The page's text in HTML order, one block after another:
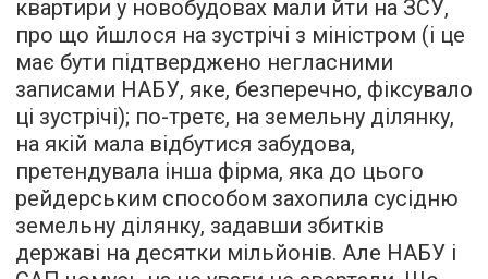
квартири у новобудовах мали йти на ЗСУ,
про що йшлося на зустрічі з міністром (і це
має бути підтверджено негласними
записами НАБУ, яке, безперечно, фіксувало
ці зустрічі); по-третє, на земельну ділянку,
на якій мала відбутися забудова,
претендувала інша фірма, яка до цього
рейдерським способом захопила сусідню
земельну ділянку, задавши збитків
державі на десятки мільйонів. Але НАБУ і